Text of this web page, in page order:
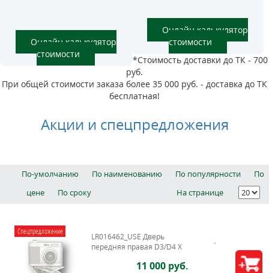
Онлайн калькулятор
стоимости
Онлайн калькулятор
стоимости
*Стоимость доставки до ТК - 700
руб.
При общей стоимости заказа более 35 000 руб. - доставка до ТК
бесплатная!
Акции и спецпредложения
По-умолчанию По наименованию По популярности
По
цене
По сроку На странице
Спецпредложение
LR016462_USE Дверь
передняя правая D3/D4 Х
11 000 руб.